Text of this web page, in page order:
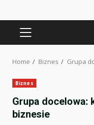
PRIMARY
Home Biznes Grupa
Biznes
Grupa docelowa:
biznesie